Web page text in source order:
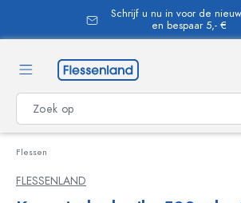
Schrijf u nu in voor de
en bespaar 5,- €
Flessen
FLESSENLAND